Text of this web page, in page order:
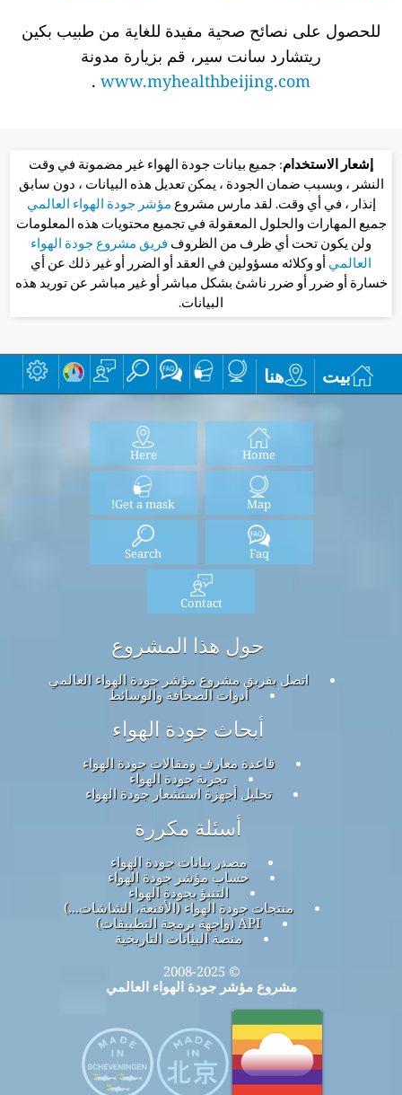
للحصول على نصائح صحية مفيدة للغاية من طبيب بكين
ريتشارد سانت سير، قم بزيارة مدونة
www.myhealthbeijing.com
.
إشعار الاستخدام: جميع بيانات جودة الهواء غير مضمونة في وقت
النشر ، وبسبب ضمان الجودة ، يمكن تعديل هذه البيانات ، دون سابق
إنذار ، في أي وقت. لقد مارس مشروع مؤشر جودة الهواء العالمي
جميع المهارات والحلول المعقولة في تجميع محتويات هذه المعلومات
ولن يكون تحت أي ظرف من الظروف فريق مشروع جودة الهواء
العالمي أو وكلائه مسؤولين في العقد أو الضرر أو غير ذلك عن أي
خسارة أو ضرر أو ضرر ناشئ بشكل مباشر أو غير مباشر عن توريد هذه
البيانات.
بيت هنا
Home
Here
Map
Get a mask!
Faq
Search
Contact
حول هذا المشروع
اتصل بفريق مشروع مؤشر جودة الهواء العالمي
أدوات الصحافة والوسائط
أبحاث جودة الهواء
قاعدة معارف ومقالات جودة الهواء
تجربة جودة الهواء
تحليل أجهزة استشعار جودة الهواء
أسئلة مكررة
مصدر بيانات جودة الهواء
حساب مؤشر جودة الهواء
التنبؤ بجودة الهواء
منتجات جودة الهواء (الأقنعة، الشاشات...)
API (واجهة برمجة التطبيقات)
منصة البيانات التاريخية
© 2008-2025
مشروع مؤشر جودة الهواء العالمي